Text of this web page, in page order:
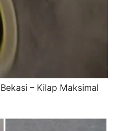
– Kilap Maksimal